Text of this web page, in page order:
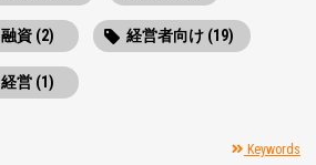
融資 (2) 経営者向け (19)
経営 (1)
Keywords